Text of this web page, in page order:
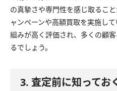
の真摯さや専門性を感じ取るこ
ャンペーンや高額買取を実施し
組みが高く評価され、多くの顧
るでしょう。
3. 査定前に知って